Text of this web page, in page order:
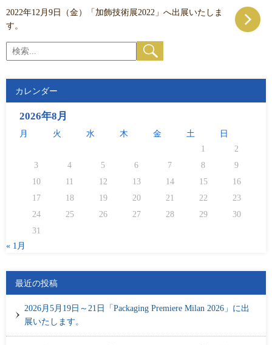
2022年12月9日（金）「加飾技術展2022」へ出展いたしま
す。
カレンダー
2026年8月
月 火 水 木 金 土
日
1
2
3
4 5 6 7 8
9
10
11 12 13 14 15
16
17
18 19 20 21 22
23
24
25 26 27 28 29
30
31
« 1月
最近の投稿
2026月5月19日～21日「Packaging Premiere Milan 2026」に出
展いたします。